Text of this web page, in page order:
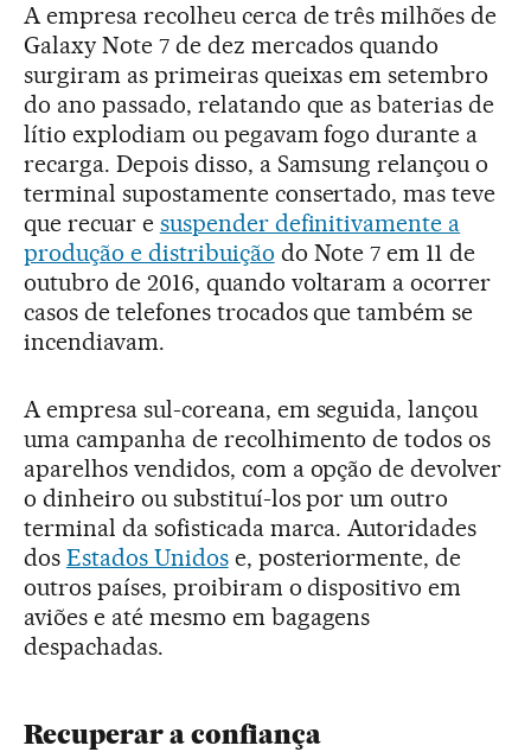
A empresa recolheu cerca de três milhões de
Galaxy Note 7 de dez mercados quando
surgiram as primeiras queixas em setembro
do ano passado, relatando que as baterias de
lítio explodiam ou pegavam fogo durante a
recarga. Depois disso, a Samsung relançou o
terminal supostamente consertado, mas teve
que recuar e suspender definitivamente a
produção e distribuição do Note 7 em 11 de
outubro de 2016, quando voltaram a ocorrer
casos de telefones trocados que também se
incendiavam.
A empresa sul-coreana, em seguida, lançou
uma campanha de recolhimento de todos os
aparelhos vendidos, com a opção de devolver
o dinheiro ou substituí-los por um outro
terminal da sofisticada marca. Autoridades
dos Estados Unidose, posteriormente, de
outros países, proibiram o dispositivo em
aviões e até mesmo em bagagens
despachadas.
Recuperar a confiança